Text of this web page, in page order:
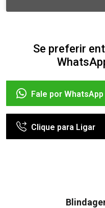
Se preferir
Fale por WhatsApp
Clique para Ligar